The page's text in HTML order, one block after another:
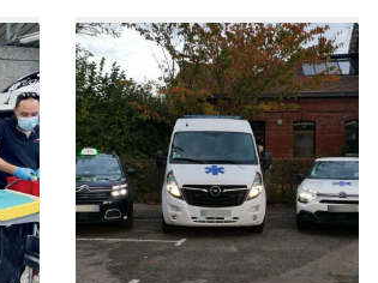
Jérémy Ferrand
8 septembre 2024
Transport ponctuel et
personnel très attentionné.
Très satisfait du service.